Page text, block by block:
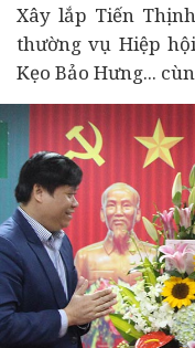
Xây lắp Tiến
thường vụ Hiệp
Kẹo Bảo Hưng...